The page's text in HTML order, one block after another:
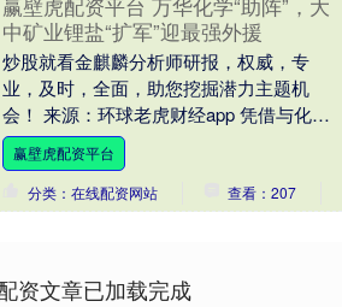
赢壁虎配资平台 万华化学“助阵”，大
中矿业锂盐“扩军”迎最强外援
炒股就看金麒麟分析师研报，权威，专
业，及时，全面，助您挖掘潜力主题机
会！ 来源：环球老虎财经app 凭借与化工
巨头万华化学合资建设20万吨锂盐项目的
消息，大中矿....
赢壁虎配资平台
分类：在线配资网站
查看：207
资文章已加载完成